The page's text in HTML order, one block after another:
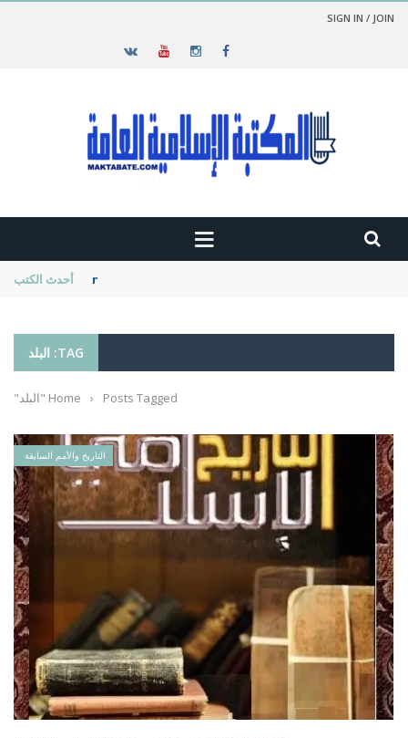
SIGN IN / JOIN
أحدث الكتب new cambridge history of islam
TAG: البلد
Home › Posts Tagged "البلد"
التاريخ والأمم السابقة